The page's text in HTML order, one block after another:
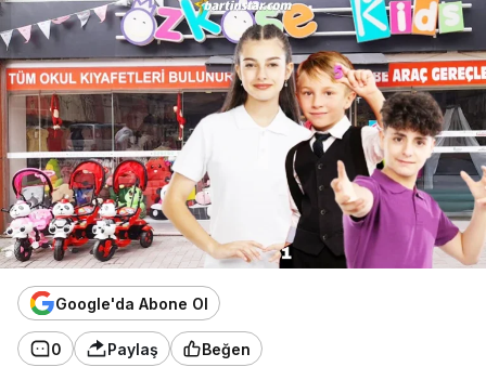
Google'da Abone Ol
0 Paylaş Beğen